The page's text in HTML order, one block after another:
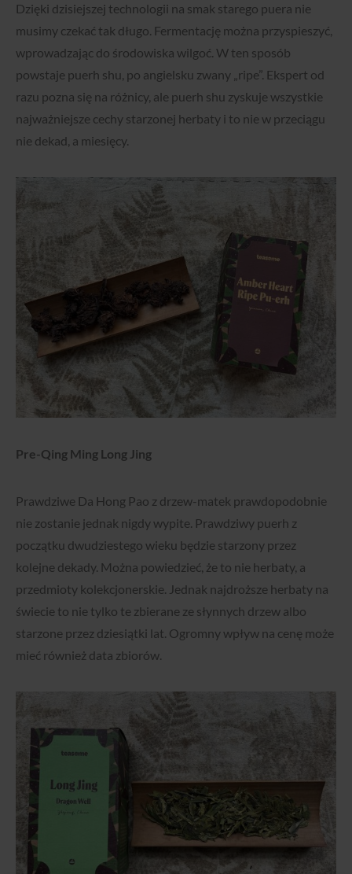
Dzięki dzisiejszej technologii na smak starego puera nie
musimy czekać tak długo. Fermentację można przyspieszyć,
wprowadzając do środowiska wilgoć. W ten sposób
powstaje puerh shu, po angielsku zwany „ripe”. Ekspert od
razu pozna się na różnicy, ale puerh shu zyskuje wszystkie
najważniejsze cechy starzonej herbaty i to nie w przeciągu
nie dekad, a miesięcy.
Pre-Qing Ming Long Jing
Prawdziwe Da Hong Pao z drzew-matek prawdopodobnie
nie zostanie jednak nigdy wypite. Prawdziwy puerh z
początku dwudziestego wieku będzie starzony przez
kolejne dekady. Można powiedzieć, że to nie herbaty, a
przedmioty kolekcjonerskie. Jednak najdroższe herbaty na
świecie to nie tylko te zbierane ze słynnych drzew albo
starzone przez dziesiątki lat. Ogromny wpływ na cenę może
mieć również data zbiorów.